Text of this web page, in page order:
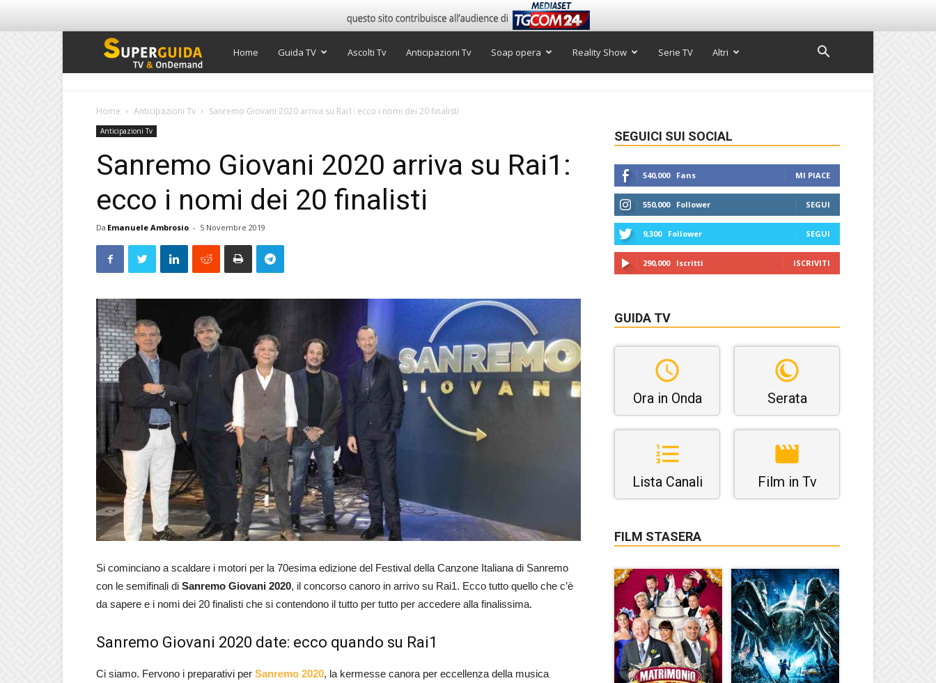
Super
Home Guida TV Ascolti Tv Anticipazioni Tv Soap opera Reality Show Serie TV Altri
Home Anticipazioni Tv Sanremo Giovani 2020 arriva su Rai1: ecco i nomi dei 20 finalisti
Anticipazioni Tv
Sanremo Giovani 2020 arriva su Rai1:
ecco i nomi dei 20 finalisti
Da Emanuele Ambrosio - 5 Novembre 2019
Si cominciano a scaldare i motori per la 70esima edizione del Festival della Canzone Italiana di Sanremo
con le semifinali di Sanremo Giovani 2020, il concorso canoro in arrivo su Rai1. Ecco tutto quello che c’è
da sapere e i nomi dei 20 finalisti che si contendono il tutto per tutto per accedere alla finalissima.
Sanremo Giovani 2020 date: ecco quando su Rai1
Ci siamo. Fervono i preparativi per Sanremo 2020, la kermesse canora per eccellenza della musica
SEGUICI SUI SOCIAL
540,000 Fans MI PIACE
550,000 Follower SEGUI
9,300 Follower SEGUI
290,000 Iscritti ISCRIVITI
GUIDA TV
Ora in Onda Serata
Lista Canali Film in Tv
FILM STASERA